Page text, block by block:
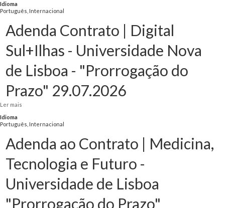
Idioma
Português, Internacional
Adenda Contrato | Digital
Sul+Ilhas - Universidade Nova
de Lisboa - "Prorrogação do
Prazo" 29.07.2026
Ler mais
Idioma
Português, Internacional
Adenda ao Contrato | Medicina,
Tecnologia e Futuro -
Universidade de Lisboa
"Prorrogação do Prazo"